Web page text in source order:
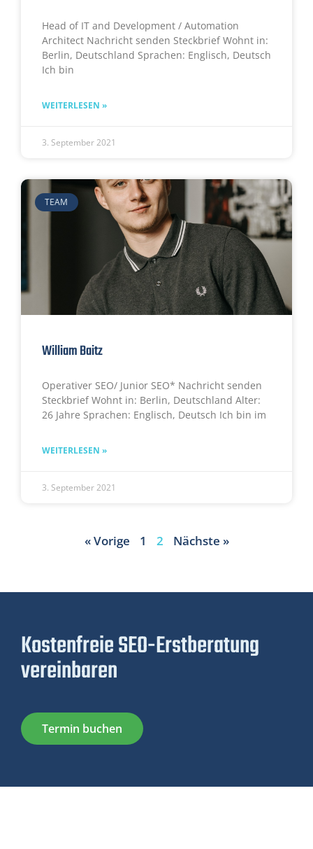
Head of IT and Development / Automation
Architect Nachricht senden Steckbrief Wohnt in:
Berlin, Deutschland Sprachen: Englisch, Deutsch
Ich bin
WEITERLESEN »
3. September 2021
TEAM
William Baitz
Operativer SEO/ Junior SEO* Nachricht senden
Steckbrief Wohnt in: Berlin, Deutschland Alter:
26 Jahre Sprachen: Englisch, Deutsch Ich bin im
WEITERLESEN »
3. September 2021
« Vorige 1 2 Nächste »
Kostenfreie SEO-Erstberatung
vereinbaren
Termin buchen